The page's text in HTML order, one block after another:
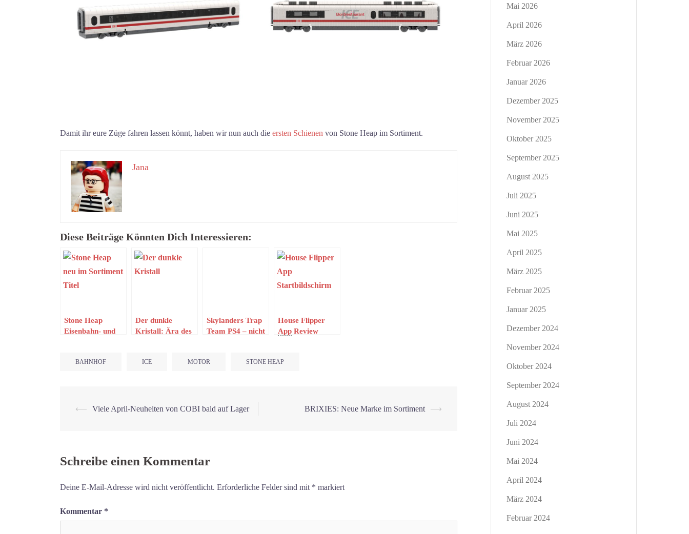
Damit ihr eure Züge fahren lassen könnt, haben wir nun auch die ersten Schienen von Stone Heap im Sortiment.
Jana
Diese Beiträge Könnten Dich Interessieren:
Stone Heap
Eisenbahn- und
Sortiment
Der dunkle
Kristall: Ära des
Skylanders Trap
Team PS4 – nicht
House Flipper
App Review
BAHNHOF ICE MOTOR STONE HEAP
Beitrags-
⟵ Viele April-Neuheiten von COBI bald auf Lager BRIXIES: Neue Marke im Sortiment ⟶
Schreibe einen Kommentar
Deine E-Mail-Adresse wird nicht veröffentlicht. Erforderliche Felder sind mit * markiert
Kommentar *
Mai 2026
April 2026
März 2026
Februar 2026
Januar 2026
Dezember 2025
November 2025
Oktober 2025
September 2025
August 2025
Juli 2025
Juni 2025
Mai 2025
April 2025
März 2025
Februar 2025
Januar 2025
Dezember 2024
November 2024
Oktober 2024
September 2024
August 2024
Juli 2024
Juni 2024
Mai 2024
April 2024
März 2024
Februar 2024